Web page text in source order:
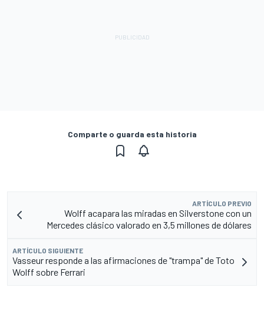
Comparte o guarda esta historia
ARTÍCULO PREVIO
Wolff acapara las miradas en Silverstone con un
Mercedes clásico valorado en 3,5 millones de dólares
ARTÍCULO SIGUIENTE
Vasseur responde a las afirmaciones de "trampa" de Toto
Wolff sobre Ferrari